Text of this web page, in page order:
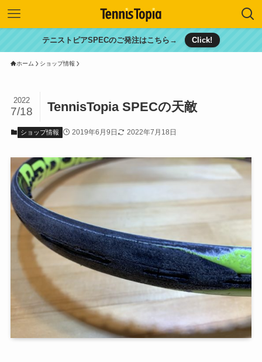
テニストピアSPECのご発注はこちら→ Click!
ホーム ショップ情報
TennisTopia SPECの天敵
2022
7/18
ショップ情報 2019年6月9日 2022年7月18日